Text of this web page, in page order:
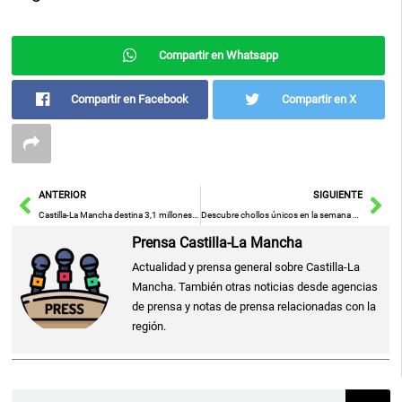
Compartir en Whatsapp
Compartir en Facebook Compartir en X
AntANTERIOR
Castilla-La Mancha destina 3,1 millones de euros a 89 proyectos de atención a personas mayores a través de entidades privadas
SIGUIENTE
Descubre chollos únicos en la semana de AliExpress con rebajas de hasta el 60%
Prensa Castilla-La Mancha
Actualidad y prensa general sobre Castilla-La
Mancha. También otras noticias desde agencias
de prensa y notas de prensa relacionadas con la
región.